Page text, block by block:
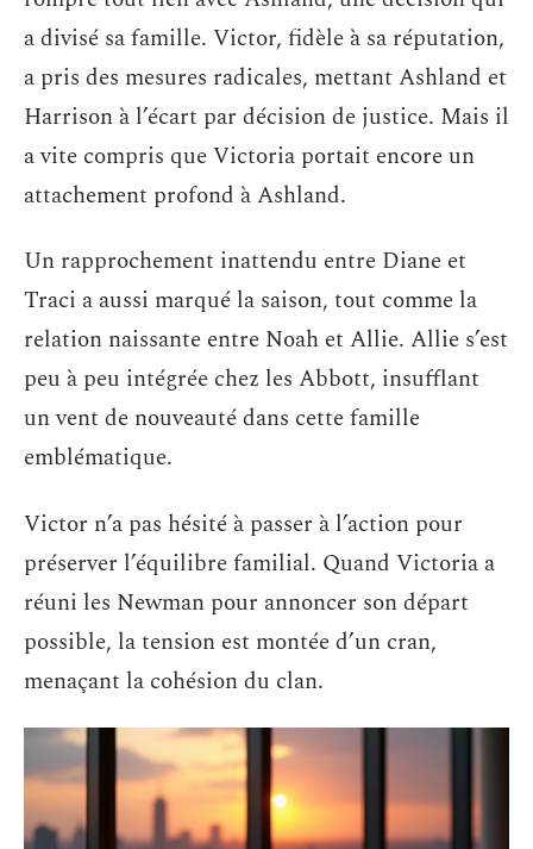
a divisé sa famille. Victor, fidèle à sa réputation,
a pris des mesures radicales, mettant Ashland et
Harrison à l’écart par décision de justice. Mais il
a vite compris que Victoria portait encore un
attachement profond à Ashland.
Un rapprochement inattendu entre Diane et
Traci a aussi marqué la saison, tout comme la
relation naissante entre Noah et Allie. Allie s’est
peu à peu intégrée chez les Abbott, insufflant
un vent de nouveauté dans cette famille
emblématique.
Victor n’a pas hésité à passer à l’action pour
préserver l’équilibre familial. Quand Victoria a
réuni les Newman pour annoncer son départ
possible, la tension est montée d’un cran,
menaçant la cohésion du clan.